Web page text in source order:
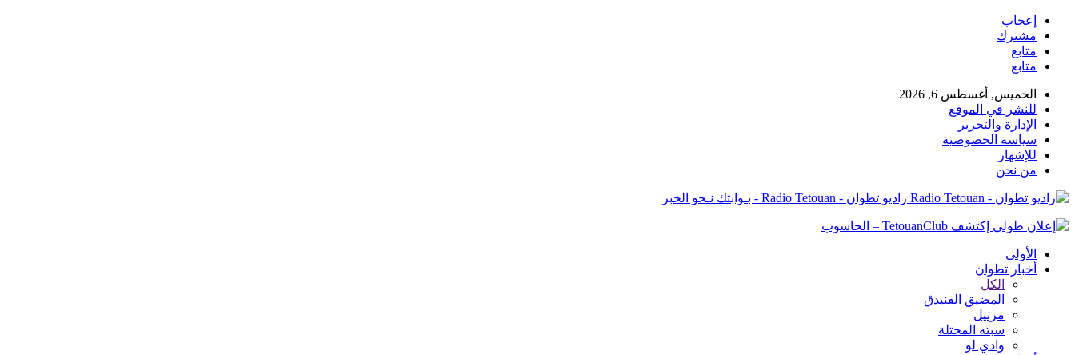
إعجاب
مشترك
متابع
متابع
الخميس, أغسطس 6, 2026
للنشر في الموقع
الإدارة والتحرير
سياسة الخصوصية
للإشهار
من نحن
راديو تطوان - Radio Tetouan - بـوابتك نـحو الخبر
الأولى
أخبار تطوان
الكل
المضيق الفنيدق
مرتيل
سبته المحتلة
وادي لو